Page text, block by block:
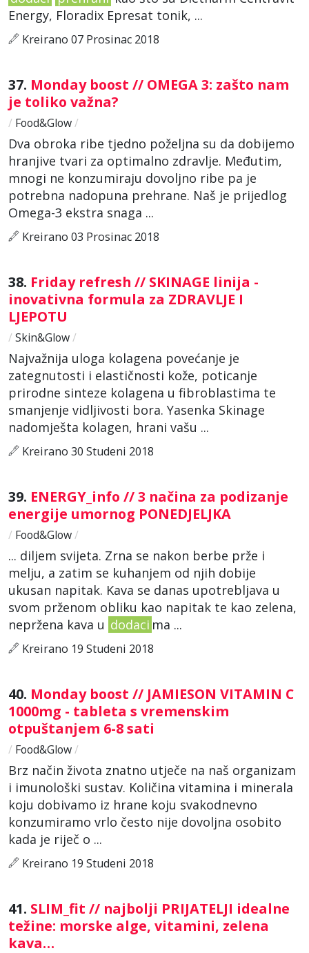
Energy, Floradix Epresat tonik, ...
Kreirano 07 Prosinac 2018
37. Monday boost // OMEGA 3: zašto nam
je toliko važna?
/ Food&Glow/
Dva obroka ribe tjedno poželjna su da dobijemo
hranjive tvari za optimalno zdravlje. Međutim,
mnogi ne konzumiraju dovoljno ribe pa je
potrebna nadopuna prehrane. Naš je prijedlog
Omega-3 ekstra snaga ...
Kreirano 03 Prosinac 2018
38. Friday refresh // SKINAGE linija -
inovativna formula za ZDRAVLJE I
LJEPOTU
/ Skin&Glow/
Najvažnija uloga kolagena povećanje je
zategnutosti i elastičnosti kože, poticanje
prirodne sinteze kolagena u fibroblastima te
smanjenje vidljivosti bora. Yasenka Skinage
nadomješta kolagen, hrani vašu ...
Kreirano 30 Studeni 2018
39. ENERGY_info // 3 načina za podizanje
energije umornog PONEDJELJKA
/ Food&Glow/
... diljem svijeta. Zrna se nakon berbe prže i
melju, a zatim se kuhanjem od njih dobije
ukusan napitak. Kava se danas upotrebljava u
svom prženom obliku kao napitak te kao zelena,
nepržena kava u dodaci ma ...
Kreirano 19 Studeni 2018
40. Monday boost // JAMIESON VITAMIN C
1000mg - tableta s vremenskim
otpuštanjem 6-8 sati
/ Food&Glow/
Brz način života znatno utječe na naš organizam
i imunološki sustav. Količina vitamina i minerala
koju dobivamo iz hrane koju svakodnevno
konzumiramo vrlo često nije dovoljna osobito
kada je riječ o ...
Kreirano 19 Studeni 2018
41. SLIM_fit // najbolji PRIJATELJI idealne
težine: morske alge, vitamini, zelena
kava…